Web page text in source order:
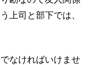
上司と部下では、
なければいけませ